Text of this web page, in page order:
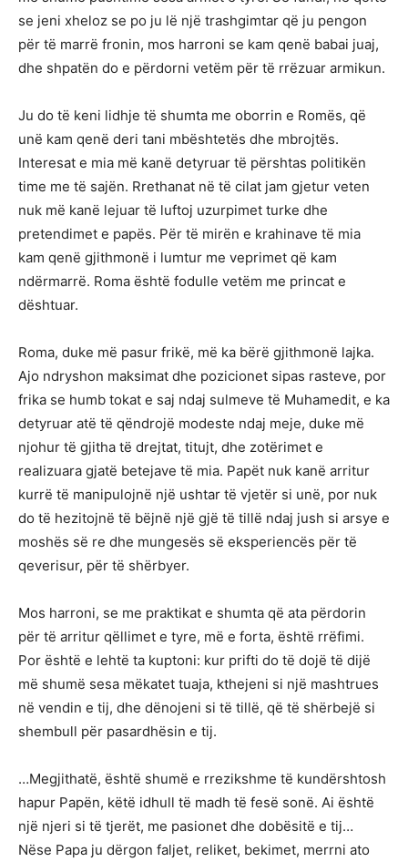
se jeni xheloz se po ju lë një trashgimtar që ju pengon
për të marrë fronin, mos harroni se kam qenë babai juaj,
dhe shpatën do e përdorni vetëm për të rrëzuar armikun.
Ju do të keni lidhje të shumta me oborrin e Romës, që
unë kam qenë deri tani mbështetës dhe mbrojtës.
Interesat e mia më kanë detyruar të përshtas politikën
time me të sajën. Rrethanat në të cilat jam gjetur veten
nuk më kanë lejuar të luftoj uzurpimet turke dhe
pretendimet e papës. Për të mirën e krahinave të mia
kam qenë gjithmonë i lumtur me veprimet që kam
ndërmarrë. Roma është fodulle vetëm me princat e
dështuar.
Roma, duke më pasur frikë, më ka bërë gjithmonë lajka.
Ajo ndryshon maksimat dhe pozicionet sipas rasteve, por
frika se humb tokat e saj ndaj sulmeve të Muhamedit, e ka
detyruar atë të qëndrojë modeste ndaj meje, duke më
njohur të gjitha të drejtat, titujt, dhe zotërimet e
realizuara gjatë betejave të mia. Papët nuk kanë arritur
kurrë të manipulojnë një ushtar të vjetër si unë, por nuk
do të hezitojnë të bëjnë një gjë të tillë ndaj jush si arsye e
moshës së re dhe mungesës së eksperiencës për të
qeverisur, për të shërbyer.
Mos harroni, se me praktikat e shumta që ata përdorin
për të arritur qëllimet e tyre, më e forta, është rrëfimi.
Por është e lehtë ta kuptoni: kur prifti do të dojë të dijë
më shumë sesa mëkatet tuaja, kthejeni si një mashtrues
në vendin e tij, dhe dënojeni si të tillë, që të shërbejë si
shembull për pasardhësin e tij.
…Megjithatë, është shumë e rrezikshme të kundërshtosh
hapur Papën, këtë idhull të madh të fesë sonë. Ai është
një njeri si të tjerët, me pasionet dhe dobësitë e tij…
Nëse Papa ju dërgon faljet, reliket, bekimet, merrni ato